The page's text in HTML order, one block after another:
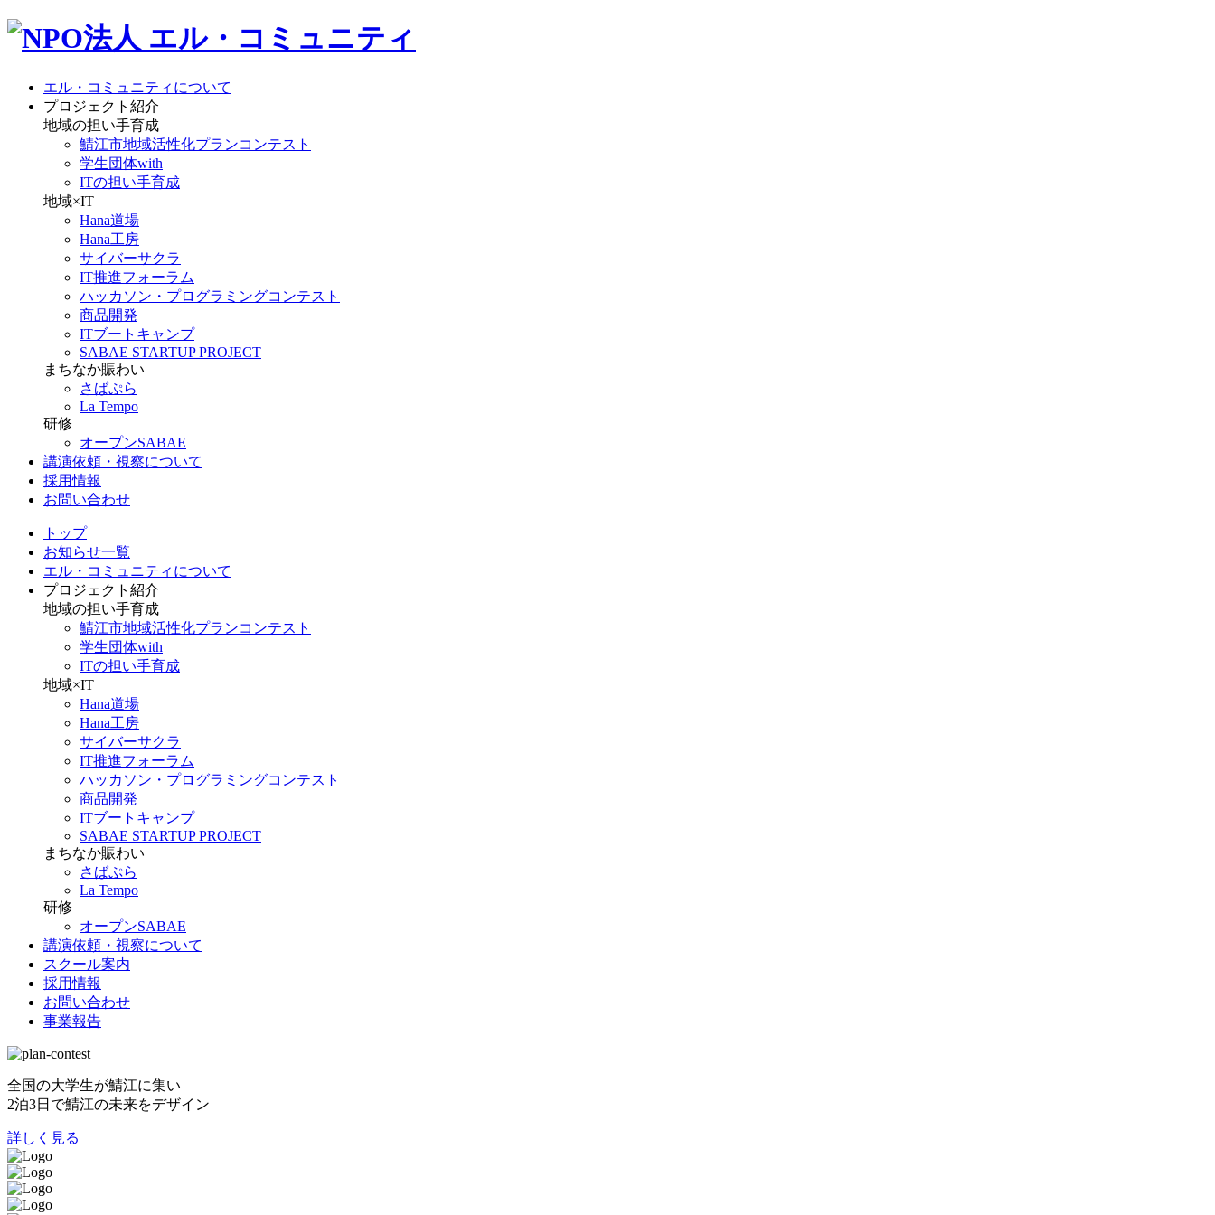
エル・コミュニティについて
プロジェクト紹介
地域の担い手育成
鯖江市地域活性化プランコンテスト
学生団体with
ITの担い手育成
地域×IT
Hana道場
Hana工房
サイバーサクラ
IT推進フォーラム
ハッカソン・プログラミングコンテスト
商品開発
ITブートキャンプ
SABAE STARTUP PROJECT
まちなか賑わい
さばぷら
La Tempo
研修
オープンSABAE
講演依頼・視察について
採用情報
お問い合わせ
トップ
お知らせ一覧
エル・コミュニティについて
プロジェクト紹介
地域の担い手育成
鯖江市地域活性化プランコンテスト
学生団体with
ITの担い手育成
地域×IT
Hana道場
Hana工房
サイバーサクラ
IT推進フォーラム
ハッカソン・プログラミングコンテスト
商品開発
ITブートキャンプ
SABAE STARTUP PROJECT
まちなか賑わい
さばぷら
La Tempo
研修
オープンSABAE
講演依頼・視察について
スクール案内
採用情報
お問い合わせ
事業報告
全国の大学生が鯖江に集い
2泊3日で鯖江の未来をデザイン
詳しく見る